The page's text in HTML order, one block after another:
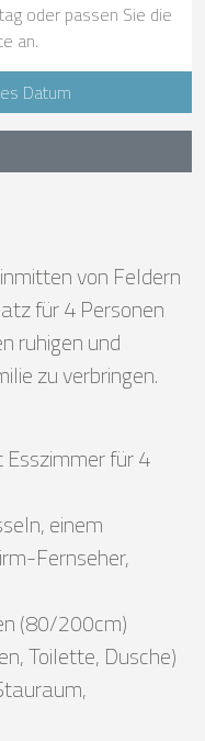
oder passen Sie die
an.
Datum
von Feldern
für 4 Personen
ruhigen und
zu verbringen.
für 4
einem
Fernseher,
(80/200cm)
Toilette, Dusche)